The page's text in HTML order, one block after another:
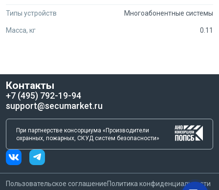
Типы устройств Многоабонентные системы
Масса, кг 0.11
Контакты
+7 (495) 792-19-94
support@secumarket.ru
При партнерстве консорциума «Производители
охранных, пожарных, СКУД систем безопасности»
Пользовательское соглашениеПолитика конфиденциальности